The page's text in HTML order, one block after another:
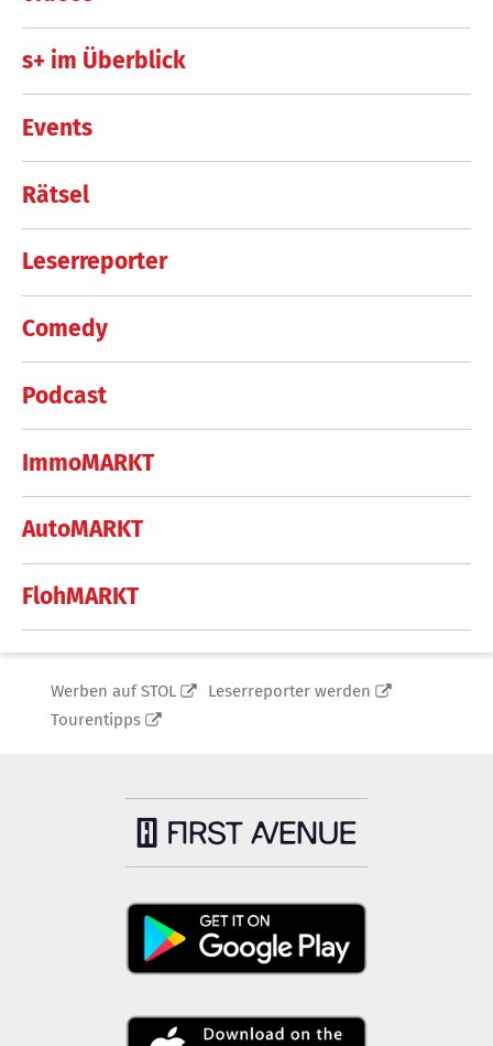
s+ im Überblick
Events
Rätsel
Leserreporter
Comedy
Podcast
ImmoMARKT
AutoMARKT
FlohMARKT
Werben auf STOL
Leserreporter werden
Tourentipps